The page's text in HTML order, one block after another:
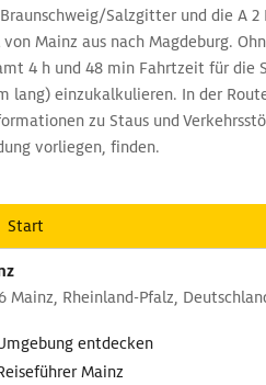
Salzgitter und die A
von Mainz aus nach Magdeburg.
4 h und 48 min Fahrtzeit für die
lang) einzukalkulieren. In der
zu Staus und
vorliegen, finden.
Start
Mainz, Rheinland-Pfalz,
entdecken
Mainz